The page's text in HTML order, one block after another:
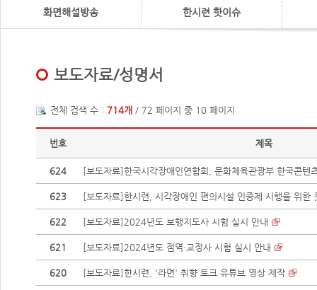
화면해설방송 한시련 핫이슈
보도자료/성명서
전체 검색 수 : 714개 / 72 페이지 중 10 페이지
번호 제목
624 [보도자료]한국시각장애인연합회, 문화체육관광부·한국콘텐
623 [보도자료]한시련, 시각장애인 편의시설 인증제 시행을 위한
622 [보도자료]2024년도 보행지도사 시험 실시 안내
621 [보도자료]2024년도 점역·교정사 시험 실시 안내
620 [보도자료]한시련, '라면' 취향 토크 유튜브 영상 제작